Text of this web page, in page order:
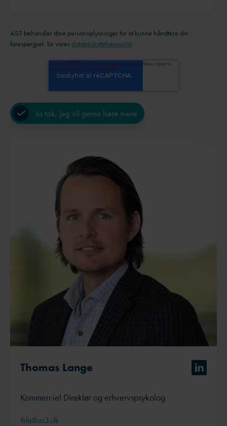
AS3 behandler dine personoplysninger for at kunne håndtere din
forespørgsel. Se vores databeskyttelsespolitik
Thomas Lange
Kommerciel Direktør og erhvervspsykolog
thla@as3.dk